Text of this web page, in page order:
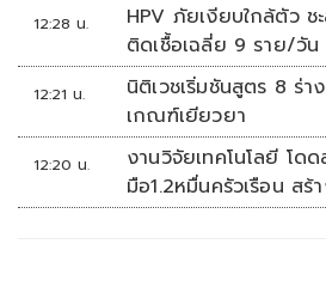
12:28 น.
HPV ภัยเงียบใกล้ตัว ช
ติดเชื้อเฉลี่ย 9 ราย/วัน
12:21 น.
นิติเวชเริ่มชันสูตร 8 ร่า
เกณฑ์เยียวยา
12:20 น.
งานวิจัยเทคโนโลยี โด
มือ1.2หมื่นครัวเรือน สร้